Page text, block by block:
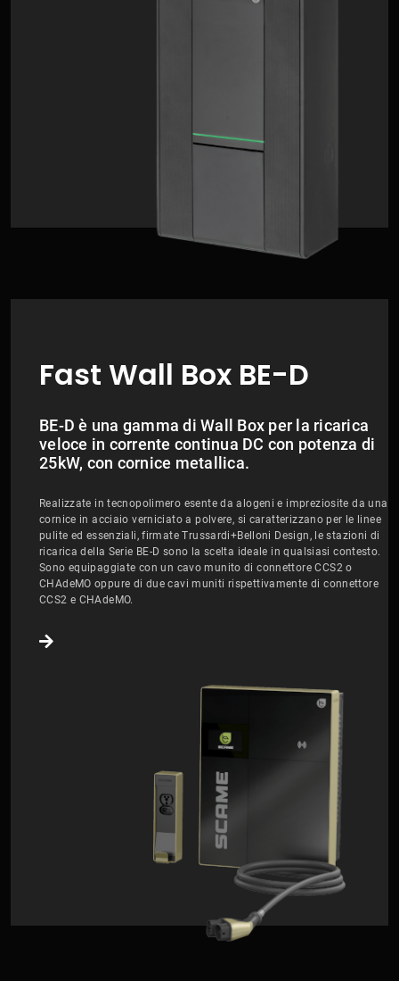
Fast Wall Box BE-D
BE-D è una gamma di Wall Box per la ricarica
veloce in corrente continua DC con potenza di
25kW, con cornice metallica.
Realizzate in tecnopolimero esente da alogeni e impreziosite da una
cornice in acciaio verniciato a polvere, si caratterizzano per le linee
pulite ed essenziali, firmate Trussardi+Belloni Design, le stazioni di
ricarica della Serie BE-D sono la scelta ideale in qualsiasi contesto.
Sono equipaggiate con un cavo munito di connettore CCS2 o
CHAdeMO oppure di due cavi muniti rispettivamente di connettore
CCS2 e CHAdeMO.